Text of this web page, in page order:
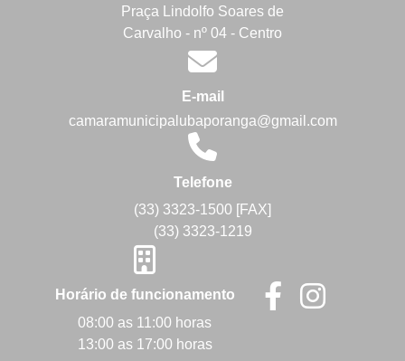
Praça Lindolfo Soares de
Carvalho - nº 04 - Centro
E-mail
camaramunicipalubaporanga@gmail.com
Telefone
(33) 3323-1500 [FAX]
(33) 3323-1219
Horário de funcionamento
08:00 as 11:00 horas
13:00 as 17:00 horas